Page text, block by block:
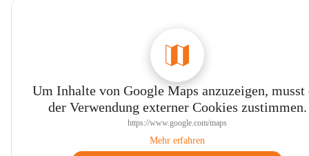
Um Inhalte von Google Maps anzuzeigen, musst
der Verwendung externer Cookies zustimmen.
https://www.google.com/maps
Mehr erfahren